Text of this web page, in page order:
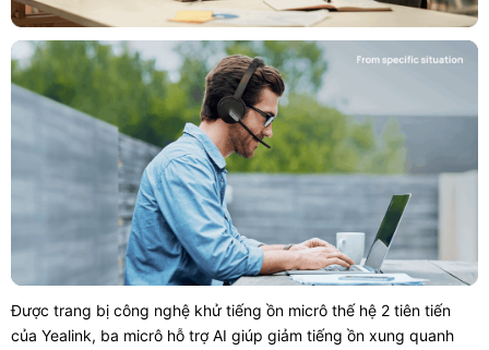
Được trang bị công nghệ khử tiếng ồn micrô thế hệ 2 tiên tiến
của Yealink, ba micrô hỗ trợ AI giúp giảm tiếng ồn xung quanh